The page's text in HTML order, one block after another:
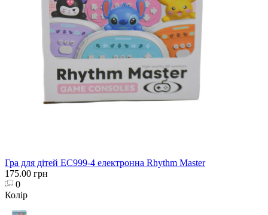
Гра для дітей EC999-4 електронна Rhythm Master
175.00 грн
0
Колір